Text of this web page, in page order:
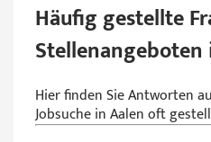
Häufig gestellte
Stellenangeboten
Hier finden Sie Antworten
Jobsuche in Aalen oft